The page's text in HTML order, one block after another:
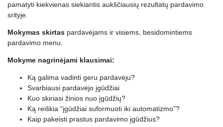
pamatyti kiekvienas siekiantis aukščiausių rezultatų pardavimo
srityje.
Mokymas skirtas pardavėjams ir visiems, besidomintiems
pardavimo menu.
Mokyme nagrinėjami klausimai:
Ką galima vadinti geru pardavėju?
Svarbiausi pardavėjo įgūdžiai
Kuo skiriasi žinios nuo įgūdžių?
Ką reiškia “įgūdžiai suformuoti iki automatizmo”?
Kaip pakeisti prastus pardavimo įgūdžius?